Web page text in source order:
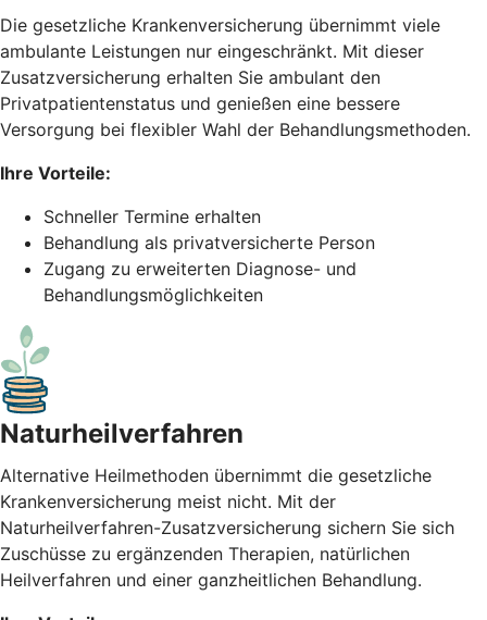
Die gesetzliche Krankenversicherung übernimmt viele
ambulante Leistungen nur eingeschränkt. Mit dieser
Zusatzversicherung erhalten Sie ambulant den
Privatpatientenstatus und genießen eine bessere
Versorgung bei flexibler Wahl der Behandlungsmethoden.
Ihre Vorteile:
Schneller Termine erhalten
Behandlung als privatversicherte Person
Zugang zu erweiterten Diagnose- und
Behandlungsmöglichkeiten
Naturheil­verfahren
Alternative Heilmethoden übernimmt die gesetzliche
Krankenversicherung meist nicht. Mit der
Naturheilverfahren-Zusatzversicherung sichern Sie sich
Zuschüsse zu ergänzenden Therapien, natürlichen
Heilverfahren und einer ganzheitlichen Behandlung.